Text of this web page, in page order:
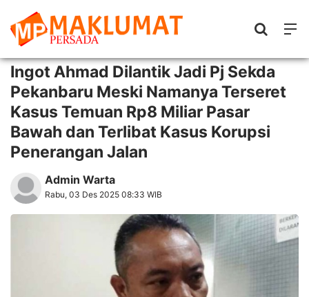
Ingot Ahmad Dilantik Jadi Pj Sekda
Pekanbaru Meski Namanya Terseret
Kasus Temuan Rp8 Miliar Pasar
Bawah dan Terlibat Kasus Korupsi
Penerangan Jalan
Admin Warta
Rabu, 03 Des 2025 08:33 WIB